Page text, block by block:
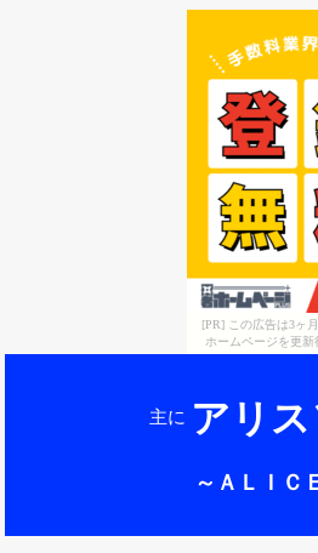
[PR] この広告は3ヶ
ホームページを更
主に アリ
～ＡＬＩＣ